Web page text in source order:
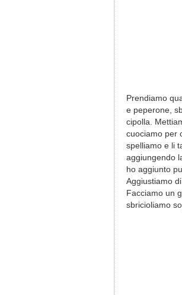
Prendiamo
e peperone,
cipolla.
cuociamo per
spelliamo e li
aggiungendo
ho aggiunto
Aggiustiamo
Facciamo un
sbricioliamo